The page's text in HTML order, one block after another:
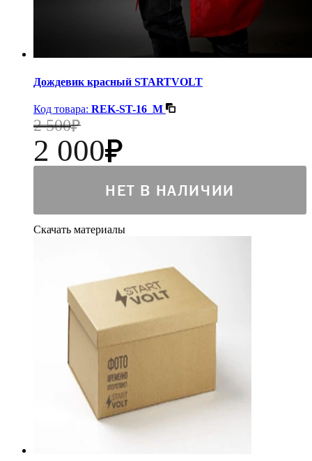
Дождевик красный STARTVOLT
Код товара: REK-ST-16_M
2 500
2 000
НЕТ В НАЛИЧИИ
Скачать материалы